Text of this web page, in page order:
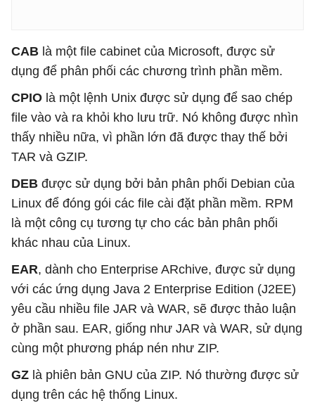
CAB là một file cabinet của Microsoft, được sử
dụng để phân phối các chương trình phần mềm.
CPIO là một lệnh Unix được sử dụng để sao chép
file vào và ra khỏi kho lưu trữ. Nó không được nhìn
thấy nhiều nữa, vì phần lớn đã được thay thế bởi
TAR và GZIP.
DEB được sử dụng bởi bản phân phối Debian của
Linux để đóng gói các file cài đặt phần mềm. RPM
là một công cụ tương tự cho các bản phân phối
khác nhau của Linux.
EAR, dành cho Enterprise ARchive, được sử dụng
với các ứng dụng Java 2 Enterprise Edition (J2EE)
yêu cầu nhiều file JAR và WAR, sẽ được thảo luận
ở phần sau. EAR, giống như JAR và WAR, sử dụng
cùng một phương pháp nén như ZIP.
GZ là phiên bản GNU của ZIP. Nó thường được sử
dụng trên các hệ thống Linux.